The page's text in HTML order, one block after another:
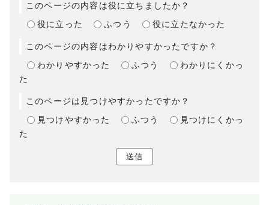
このページの内容は役に立ちましたか？
役に立った
ふつう 役に立たなかった
このページの内容はわかりやすかったですか？
わかりやすかった
ふつう
わかりにくかっ
た
このページは見つけやすかったですか？
見つけやすかった
ふつう
見つけにくかっ
た
送信